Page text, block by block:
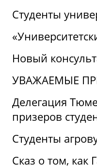
Студенты
Новый
УВАЖАЕМЫЕ
Делегация
призеров
Студенты
Сказ о том, как